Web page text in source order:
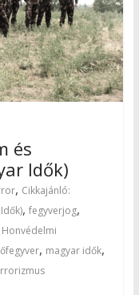
és
Idők)
, Cikkajánló:
, fegyverjog,
Honvédelmi
, magyar idők,